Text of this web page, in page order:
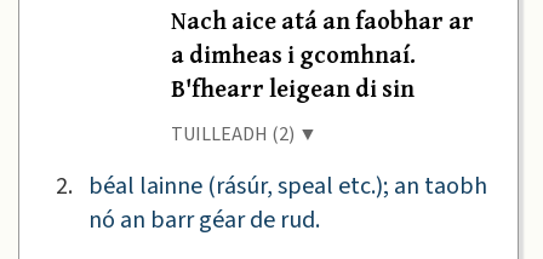
Nach aice atá an faobhar ar
a dimheas i gcomhnaí.
B'fhearr leigean di sin
TUILLEADH (2) ▼
2. béal lainne (rásúr, speal etc.); an taobh
nó an barr géar de rud.